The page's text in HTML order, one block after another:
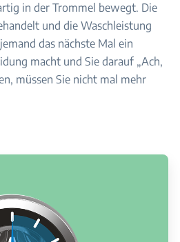
in der Trommel bewegt. Die
und die Waschleistung
das nächste Mal ein
macht und Sie darauf „Ach,
müssen Sie nicht mal mehr